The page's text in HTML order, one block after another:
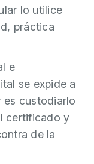
lo utilice
práctica
e
se expide a
es custodiarlo
certificado y
de la